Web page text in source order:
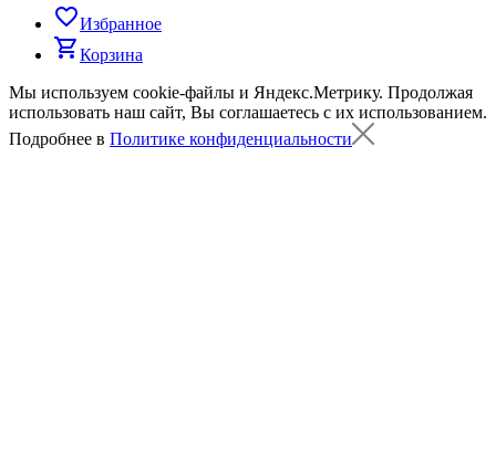
favorite_borderИзбранное
shopping_cartКорзина
Мы используем cookie-файлы и Яндекс.Метрику. Продолжая
использовать наш сайт, Вы соглашаетесь с их использованием.
Подробнее в Политике конфиденциальности